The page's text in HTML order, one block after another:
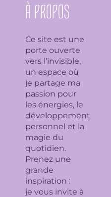
À PROPOS
Ce site est une
porte ouverte
vers l’invisible,
un espace où
je partage ma
passion pour
les énergies, le
développement
personnel et la
magie du
quotidien.
Prenez une
grande
inspiration :
je vous invite à